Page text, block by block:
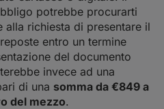
potrebbe procurarti
alla richiesta di presentare il
entro un termine
del documento
invece ad una
di una somma da €849 a
del mezzo.